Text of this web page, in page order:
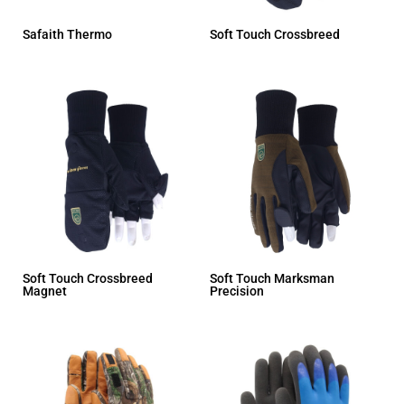
Safaith Thermo Soft Touch Crossbreed
Soft Touch Crossbreed
Magnet
Soft Touch Marksman
Precision